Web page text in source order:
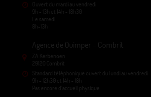
Ouvert du mardi au vendredi
9h - 13h et 14h - 18h30
Le samedi
8h-13h
Agence de Quimper - Combrit
ZA Kerbenoen
29120 Combrit
Standard téléphonique ouvert du lundi au vendredi
9h - 12h30 et 14h - 18h
Pas encore d'accueil physique